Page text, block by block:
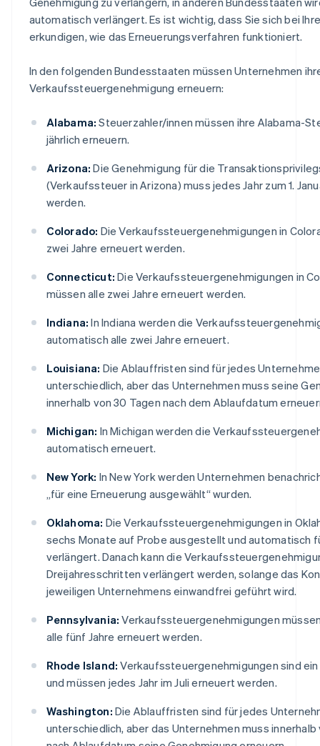
automatisch verlängert. Es ist wichtig, dass Sie sich bei
erkundigen, wie das Erneuerungsverfahren funktioniert.
In den folgenden Bundesstaaten müssen Unternehmen
Verkaufssteuergenehmigung erneuern:
Alabama: Steuerzahler/innen müssen ihre Alabama-
jährlich erneuern.
Arizona: Die Genehmigung für die
(Verkaufssteuer in Arizona) muss jedes Jahr zum 1.
werden.
Colorado: Die Verkaufssteuergenehmigungen in
zwei Jahre erneuert werden.
Connecticut: Die Verkaufssteuergenehmigungen in
müssen alle zwei Jahre erneuert werden.
Indiana: In Indiana werden die
automatisch alle zwei Jahre erneuert.
Louisiana: Die Ablauffristen sind für jedes
unterschiedlich, aber das Unternehmen muss seine
innerhalb von 30 Tagen nach dem Ablaufdatum
Michigan: In Michigan werden die
automatisch erneuert.
New York: In New York werden Unternehmen
„für eine Erneuerung ausgewählt“ wurden.
Oklahoma: Die Verkaufssteuergenehmigungen in
sechs Monate auf Probe ausgestellt und automatisch
verlängert. Danach kann die
Dreijahresschritten verlängert werden, solange das
jeweiligen Unternehmens einwandfrei geführt wird.
Pennsylvania: Verkaufssteuergenehmigungen
alle fünf Jahre erneuert werden.
Rhode Island: Verkaufssteuergenehmigungen sind ein
und müssen jedes Jahr im Juli erneuert werden.
Washington: Die Ablauffristen sind für jedes
unterschiedlich, aber das Unternehmen muss